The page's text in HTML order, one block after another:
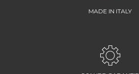
MADE IN ITALY